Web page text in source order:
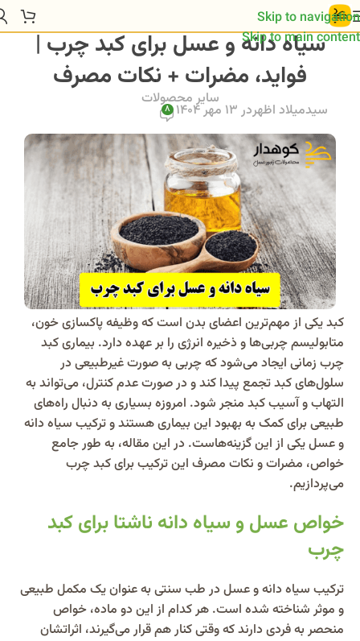
Skip to navigation
Skip to main content
سیاه دانه و عسل برای کبد چرب |
فواید، مضرات + نکات مصرف
سایر محصولات
سیدمیلاد اظهردر 13 مهر 1404 8
کبد یکی از مهم‌ترین اعضای بدن است که وظیفه پاکسازی خون،
متابولیسم چربی‌ها و ذخیره انرژی را بر عهده دارد. بیماری کبد
چرب زمانی ایجاد می‌شود که چربی به صورت غیرطبیعی در
سلول‌های کبد تجمع پیدا کند و در صورت عدم کنترل، می‌تواند به
التهاب و آسیب کبد منجر شود. امروزه بسیاری به دنبال راه‌های
طبیعی برای کمک به بهبود این بیماری هستند و ترکیب سیاه دانه
و عسل یکی از این گزینه‌هاست. در این مقاله، به طور جامع
خواص، مضرات و نکات مصرف این ترکیب برای کبد چرب
می‌پردازیم.
خواص عسل و سیاه دانه ناشتا برای کبد
چرب
ترکیب سیاه دانه و عسل در طب سنتی به عنوان یک مکمل طبیعی
و موثر شناخته شده است. هر کدام از این دو ماده، خواص
منحصر به فردی دارند که وقتی کنار هم قرار می‌گیرند، اثراتشان